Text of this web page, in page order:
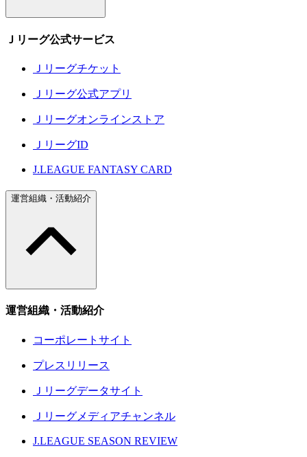
Ｊリーグ公式サービス
Ｊリーグチケット
Ｊリーグ公式アプリ
Ｊリーグオンラインストア
ＪリーグID
J.LEAGUE FANTASY CARD
運営組織・活動紹介
運営組織・活動紹介
コーポレートサイト
プレスリリース
Ｊリーグデータサイト
Ｊリーグメディアチャンネル
J.LEAGUE SEASON REVIEW